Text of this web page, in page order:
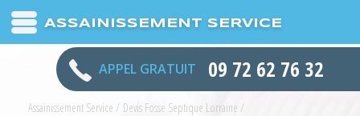
ASSAINISSEMENT SERVICE
APPEL GRATUIT 09 72 62 76 32
Assainissement Service / Devis Fosse Septique Lorraine /